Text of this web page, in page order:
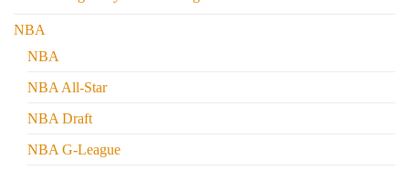
NBA
NBA
NBA All-Star
NBA Draft
NBA G-League